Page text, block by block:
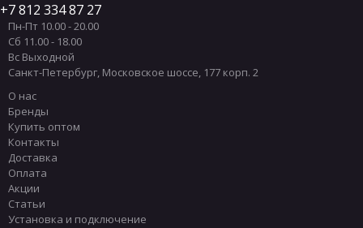
7 812 334 87 27
Пн-Пт 10.00 - 20.00
Сб 11.00 - 18.00
Вс Выходной
Санкт-Петербург, Московское шоссе, 177 корп. 2
О нас
Бренды
Купить оптом
Контакты
Доставка
Оплата
Акции
Статьи
Установка и подключение